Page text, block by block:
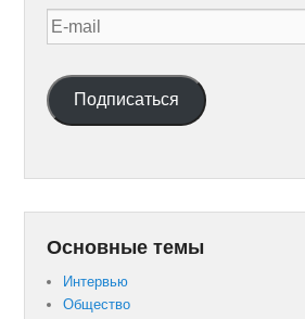
E-
mail
Подписаться
Основные темы
Интервью
Общество